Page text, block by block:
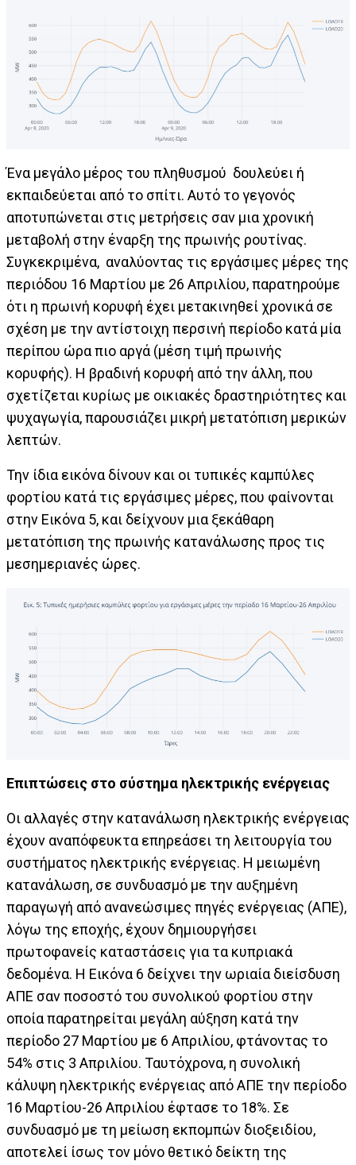
Ένα μεγάλο μέρος του πληθυσμού δουλεύει ή
εκπαιδεύεται από το σπίτι. Αυτό το γεγονός
αποτυπώνεται στις μετρήσεις σαν μια χρονική
μεταβολή στην έναρξη της πρωινής ρουτίνας.
Συγκεκριμένα, αναλύοντας τις εργάσιμες μέρες της
περιόδου 16 Μαρτίου με 26 Απριλίου, παρατηρούμε
ότι η πρωινή κορυφή έχει μετακινηθεί χρονικά σε
σχέση με την αντίστοιχη περσινή περίοδο κατά μία
περίπου ώρα πιο αργά (μέση τιμή πρωινής
κορυφής). Η βραδινή κορυφή από την άλλη, που
σχετίζεται κυρίως με οικιακές δραστηριότητες και
ψυχαγωγία, παρουσιάζει μικρή μετατόπιση μερικών
λεπτών.
Την ίδια εικόνα δίνουν και οι τυπικές καμπύλες
φορτίου κατά τις εργάσιμες μέρες, που φαίνονται
στην Εικόνα 5, και δείχνουν μια ξεκάθαρη
μετατόπιση της πρωινής κατανάλωσης προς τις
μεσημεριανές ώρες.
Επιπτώσεις στο σύστημα ηλεκτρικής ενέργειας
Οι αλλαγές στην κατανάλωση ηλεκτρικής ενέργειας
έχουν αναπόφευκτα επηρεάσει τη λειτουργία του
συστήματος ηλεκτρικής ενέργειας. Η μειωμένη
κατανάλωση, σε συνδυασμό με την αυξημένη
παραγωγή από ανανεώσιμες πηγές ενέργειας (ΑΠΕ),
λόγω της εποχής, έχουν δημιουργήσει
πρωτοφανείς καταστάσεις για τα κυπριακά
δεδομένα. Η Εικόνα 6 δείχνει την ωριαία διείσδυση
ΑΠΕ σαν ποσοστό του συνολικού φορτίου στην
οποία παρατηρείται μεγάλη αύξηση κατά την
περίοδο 27 Μαρτίου με 6 Απριλίου, φτάνοντας το
54% στις 3 Απριλίου. Ταυτόχρονα, η συνολική
κάλυψη ηλεκτρικής ενέργειας από ΑΠΕ την περίοδο
16 Μαρτίου-26 Απριλίου έφτασε το 18%. Σε
συνδυασμό με τη μείωση εκπομπών διοξειδίου,
αποτελεί ίσως τον μόνο θετικό δείκτη της